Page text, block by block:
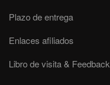
Plazo de entrega
Enlaces afiliados
Libro de visita & Feedback